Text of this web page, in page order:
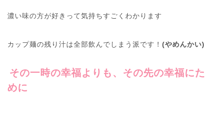
濃い味の方が好きって気持ちすごくわかります
カップ麺の残り汁は全部飲んでしまう派です！ (やめんかい)
その一時の幸福よりも、その先の幸福にた
めに